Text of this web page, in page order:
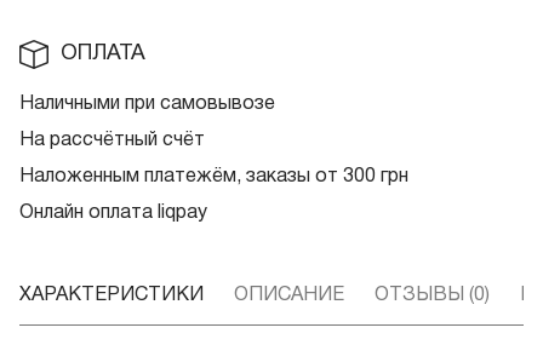
ОПЛАТА
Наличными при самовывозе
На рассчётный счёт
Наложенным платежём, заказы от 300 грн
Онлайн оплата liqpay
ХАРАКТЕРИСТИКИ ОПИСАНИЕ ОТЗЫВЫ (0)